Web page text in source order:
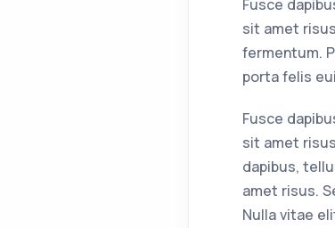
Fusce
sit amet
fermentum.
porta felis
Fusce
sit amet
dapibus,
amet risus.
Nulla vitae